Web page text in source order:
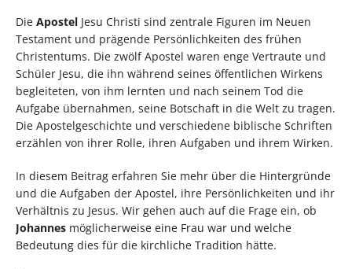
Die Apostel Jesu Christi sind zentrale Figuren im Neuen
Testament und prägende Persönlichkeiten des frühen
Christentums. Die zwölf Apostel waren enge Vertraute und
Schüler Jesu, die ihn während seines öffentlichen Wirkens
begleiteten, von ihm lernten und nach seinem Tod die
Aufgabe übernahmen, seine Botschaft in die Welt zu tragen.
Die Apostelgeschichte und verschiedene biblische Schriften
erzählen von ihrer Rolle, ihren Aufgaben und ihrem Wirken.
In diesem Beitrag erfahren Sie mehr über die Hintergründe
und die Aufgaben der Apostel, ihre Persönlichkeiten und ihr
Verhältnis zu Jesus. Wir gehen auch auf die Frage ein, ob
Johannes möglicherweise eine Frau war und welche
Bedeutung dies für die kirchliche Tradition hätte.